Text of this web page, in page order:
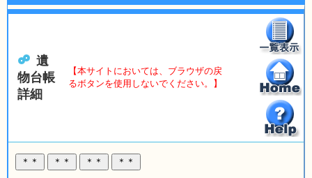
遺
物台帳
詳細
【本サイトにおいては、ブラウザの戻
るボタンを使用しないでください。】